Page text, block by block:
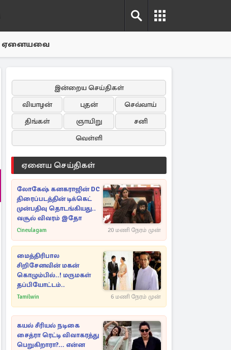
ஏனையவை
இன்றைய செய்திகள்
வியாழன்
புதன்
செவ்வாய்
திங்கள்
ஞாயிறு
சனி
வெள்ளி
ஏனைய செய்திகள்
லோகேஷ் கனகராஜின் DC
திரைப்படத்தின் டிக்கெட்
முன்பதிவு தொடங்கியது..
வசூல் விவரம் இதோ
Cineulagam 20 மணி நேரம் முன்
மைத்திரிபால
சிறிசேனவின் மகன்
கொழும்பில்..! மருமகள்
தப்பியோட்டம்..
Tamilwin 6 மணி நேரம் முன்
கயல் சீரியல் நடிகை
சைத்ரா ரெட்டி விவாகரத்து
பெறுகிறாரா?... என்ன